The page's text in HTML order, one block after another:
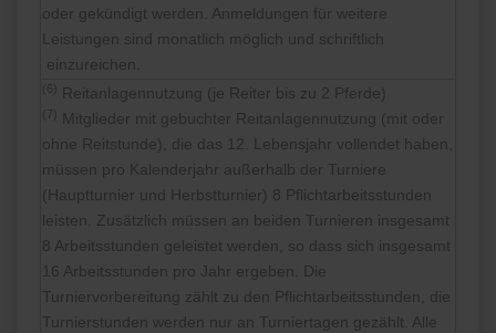
oder gekündigt werden. Anmeldungen für weitere
Leistungen sind monatlich möglich und schriftlich
einzureichen.
(6) Reitanlagennutzung (je Reiter bis zu 2 Pferde)
(7) Mitglieder mit gebuchter Reitanlagennutzung (mit oder
ohne Reitstunde), die das 12. Lebensjahr vollendet haben,
müssen pro Kalenderjahr außerhalb der Turniere
(Hauptturnier und Herbstturnier) 8 Pflichtarbeitsstunden
leisten. Zusätzlich müssen an beiden Turnieren insgesamt
8 Arbeitsstunden geleistet werden, so dass sich insgesamt
16 Arbeitsstunden pro Jahr ergeben. Die
Turniervorbereitung zählt zu den Pflichtarbeitsstunden, die
Turnierstunden werden nur an Turniertagen gezählt. Alle